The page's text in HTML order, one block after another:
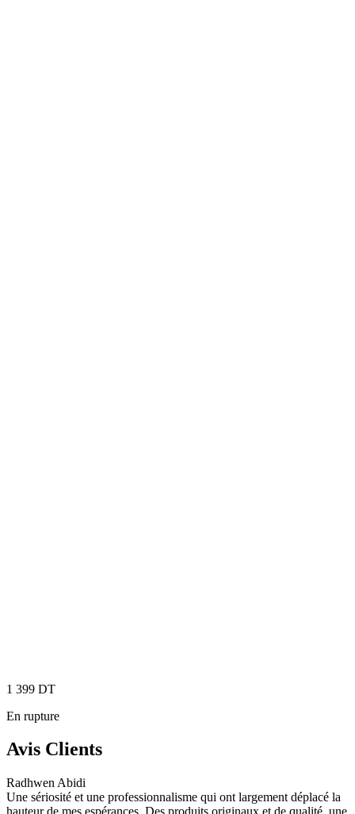
1 399 DT
En rupture
Avis Clients
Radhwen Abidi
Une sériosité et une professionnalisme qui ont largement déplacé la